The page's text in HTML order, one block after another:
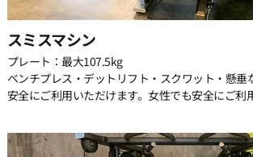
26:00
26:30
27:00
スミスマシン
プレート：最大107.5kg
ベンチプレス・デットリフト・スクワット・懸垂
安全にご利用いただけます。女性でも安全にご利